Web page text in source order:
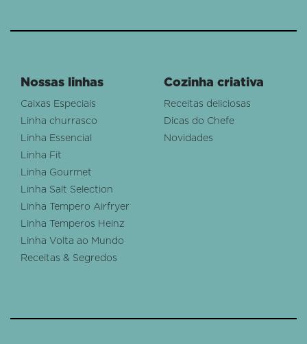
Nossas linhas
Caixas Especiais
Linha churrasco
Linha Essencial
Linha Fit
Linha Gourmet
Linha Salt Selection
Linha Tempero Airfryer
Linha Temperos Heinz
Linha Volta ao Mundo
Receitas & Segredos
Cozinha criativa
Receitas deliciosas
Dicas do Chefe
Novidades